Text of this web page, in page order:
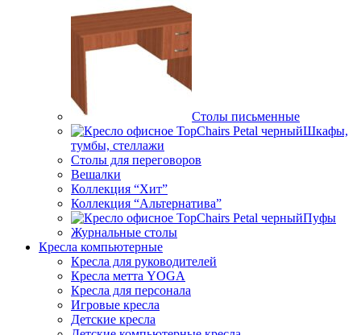
Столы письменные
Шкафы,
тумбы, стеллажи
Столы для переговоров
Вешалки
Коллекция “Хит”
Коллекция “Альтернатива”
Пуфы
Журнальные столы
Кресла компьютерные
Кресла для руководителей
Кресла метта YOGA
Кресла для персонала
Игровые кресла
Детские кресла